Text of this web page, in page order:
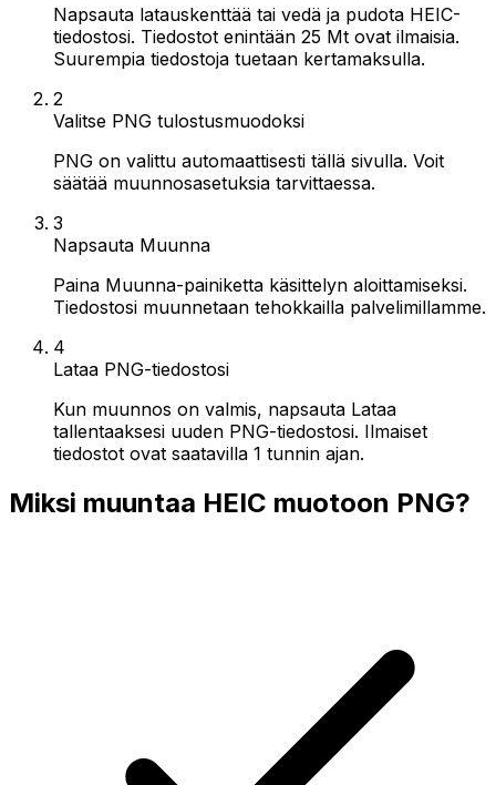
Napsauta latauskenttää tai vedä ja pudota HEIC-
tiedostosi. Tiedostot enintään 25 Mt ovat ilmaisia.
Suurempia tiedostoja tuetaan kertamaksulla.
2
Valitse PNG tulostusmuodoksi
PNG on valittu automaattisesti tällä sivulla. Voit
säätää muunnosasetuksia tarvittaessa.
3
Napsauta Muunna
Paina Muunna-painiketta käsittelyn aloittamiseksi.
Tiedostosi muunnetaan tehokkailla palvelimillamme.
4
Lataa PNG-tiedostosi
Kun muunnos on valmis, napsauta Lataa
tallentaaksesi uuden PNG-tiedostosi. Ilmaiset
tiedostot ovat saatavilla 1 tunnin ajan.
Miksi muuntaa HEIC muotoon PNG?